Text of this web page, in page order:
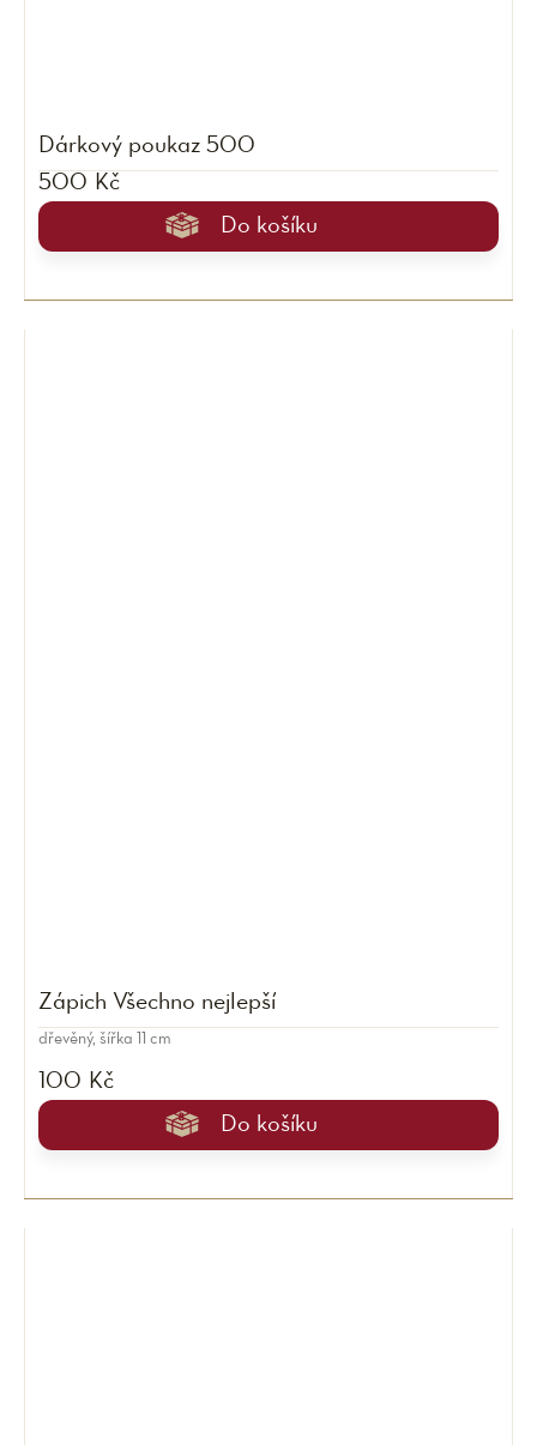
Dárkový poukaz 500
500 Kč
Do košíku
Zápich Všechno nejlepší
100 Kč
Do košíku
dřevěný, šířka 11 cm